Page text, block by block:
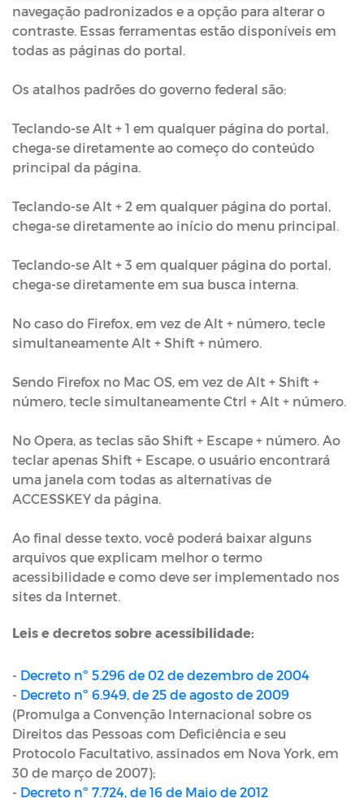
navegação padronizados e a opção para alterar o
contraste. Essas ferramentas estão disponíveis em
todas as páginas do portal.
Os atalhos padrões do governo federal são:
Teclando-se Alt + 1 em qualquer página do portal,
chega-se diretamente ao começo do conteúdo
principal da página.
Teclando-se Alt + 2 em qualquer página do portal,
chega-se diretamente ao início do menu principal.
Teclando-se Alt + 3 em qualquer página do portal,
chega-se diretamente em sua busca interna.
No caso do Firefox, em vez de Alt + número, tecle
simultaneamente Alt + Shift + número.
Sendo Firefox no Mac OS, em vez de Alt + Shift +
número, tecle simultaneamente Ctrl + Alt + número.
No Opera, as teclas são Shift + Escape + número. Ao
teclar apenas Shift + Escape, o usuário encontrará
uma janela com todas as alternativas de
ACCESSKEY da página.
Ao final desse texto, você poderá baixar alguns
arquivos que explicam melhor o termo
acessibilidade e como deve ser implementado nos
sites da Internet.
Leis e decretos sobre acessibilidade:
- Decreto nº 5.296 de 02 de dezembro de 2004
- Decreto nº 6.949, de 25 de agosto de 2009
(Promulga a Convenção Internacional sobre os
Direitos das Pessoas com Deficiência e seu
Protocolo Facultativo, assinados em Nova York, em
30 de março de 2007);
- Decreto nº 7.724, de 16 de Maio de 2012